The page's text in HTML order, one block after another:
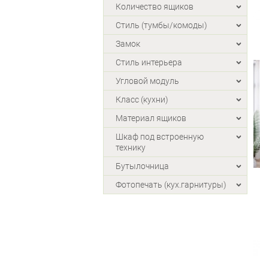
Количество ящиков
Стиль (тумбы/комоды)
Замок
Стиль интерьера
Угловой модуль
Класс (кухни)
Материал ящиков
Шкаф под встроенную
технику
Бутылочница
Фотопечать (кух.гарнитуры)